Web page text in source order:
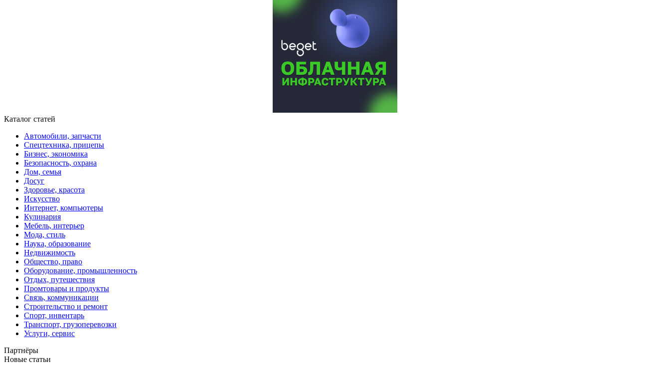
Каталог статей
Автомобили, запчасти
Спецтехника, прицепы
Бизнес, экономика
Безопасность, охрана
Дом, семья
Досуг
Здоровье, красота
Искусство
Интернет, компьютеры
Кулинария
Мебель, интерьер
Мода, стиль
Наука, образование
Недвижимость
Общество, право
Оборудование, промышленность
Отдых, путешествия
Промтовары и продукты
Связь, коммуникации
Строительство и ремонт
Спорт, инвентарь
Транспорт, грузоперевозки
Услуги, сервис
Партнёры
Новые статьи